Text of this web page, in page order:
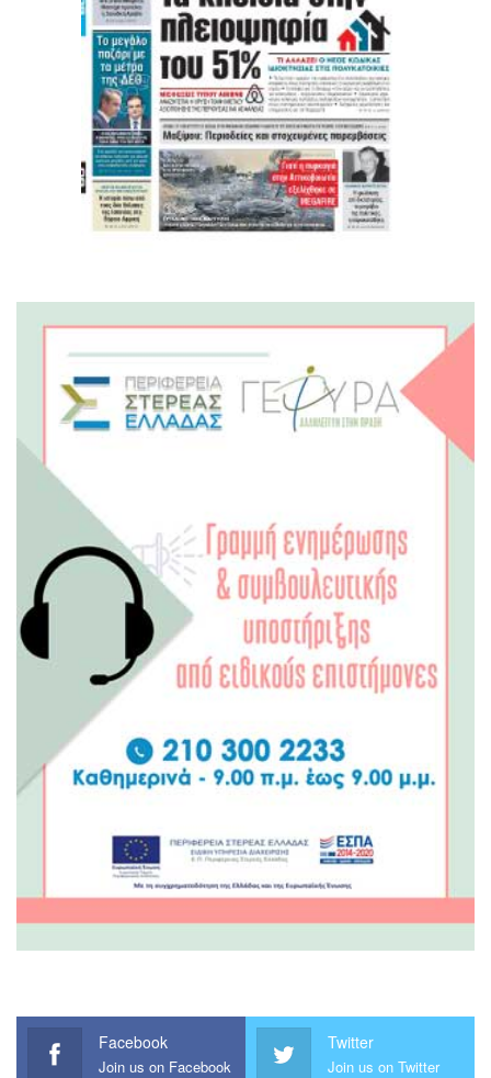
Facebook
Join us on Facebook
Twitter
Join us on Twitter